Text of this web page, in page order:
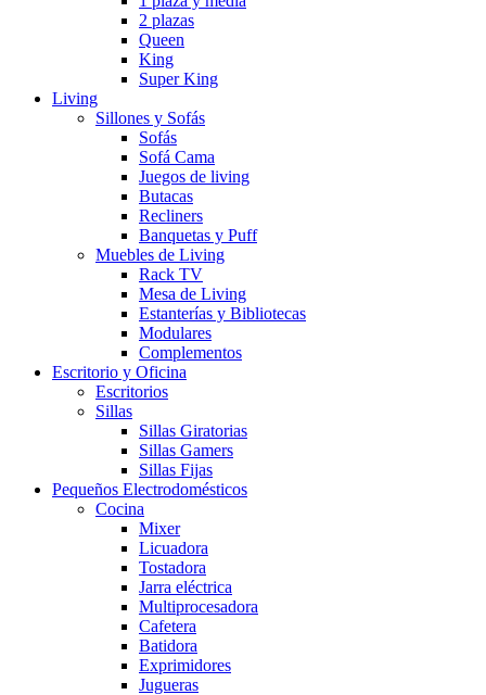
2 plazas
Queen
King
Super King
Living
Sillones y Sofás
Sofás
Sofá Cama
Juegos de living
Butacas
Recliners
Banquetas y Puff
Muebles de Living
Rack TV
Mesa de Living
Estanterías y Bibliotecas
Modulares
Complementos
Escritorio y Oficina
Escritorios
Sillas
Sillas Giratorias
Sillas Gamers
Sillas Fijas
Pequeños Electrodomésticos
Cocina
Mixer
Licuadora
Tostadora
Jarra eléctrica
Multiprocesadora
Cafetera
Batidora
Exprimidores
Jugueras